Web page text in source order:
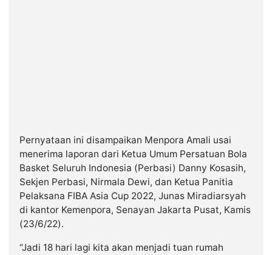
Pernyataan ini disampaikan Menpora Amali usai
menerima laporan dari Ketua Umum Persatuan Bola
Basket Seluruh Indonesia (Perbasi) Danny Kosasih,
Sekjen Perbasi, Nirmala Dewi, dan Ketua Panitia
Pelaksana FIBA Asia Cup 2022, Junas Miradiarsyah
di kantor Kemenpora, Senayan Jakarta Pusat, Kamis
(23/6/22).
“Jadi 18 hari lagi kita akan menjadi tuan rumah